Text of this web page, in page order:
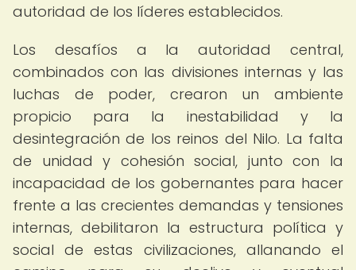
autoridad de los líderes establecidos.
Los desafíos a la autoridad central,
combinados con las divisiones internas y las
luchas de poder, crearon un ambiente
propicio para la inestabilidad y la
desintegración de los reinos del Nilo. La falta
de unidad y cohesión social, junto con la
incapacidad de los gobernantes para hacer
frente a las crecientes demandas y tensiones
internas, debilitaron la estructura política y
social de estas civilizaciones, allanando el